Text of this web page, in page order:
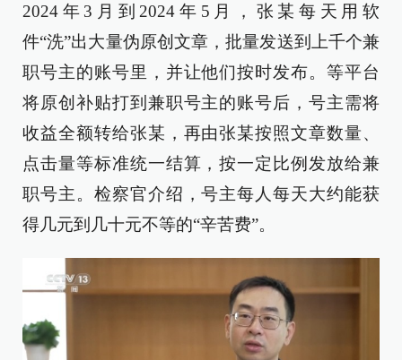
2024年3月到2024年5月，张某每天用软
件“洗”出大量伪原创文章，批量发送到上千个兼
职号主的账号里，并让他们按时发布。等平台
将原创补贴打到兼职号主的账号后，号主需将
收益全额转给张某，再由张某按照文章数量、
点击量等标准统一结算，按一定比例发放给兼
职号主。检察官介绍，号主每人每天大约能获
得几元到几十元不等的“辛苦费”。